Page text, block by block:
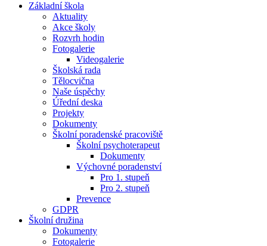
Základní škola
Aktuality
Akce školy
Rozvrh hodin
Fotogalerie
Videogalerie
Školská rada
Tělocvična
Naše úspěchy
Úřední deska
Projekty
Dokumenty
Školní poradenské pracoviště
Školní psychoterapeut
Dokumenty
Výchovné poradenství
Pro 1. stupeň
Pro 2. stupeň
Prevence
GDPR
Školní družina
Dokumenty
Fotogalerie